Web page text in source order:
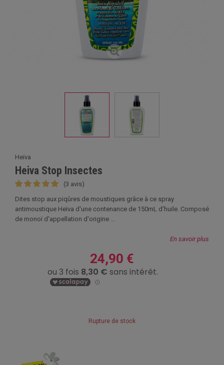
Heïva
Heiva Stop Insectes
(3 avis)
Dites stop aux piqûres de moustiques grâce à ce spray
antimoustique Heïva d'une contenance de 150mL d'huile. Composé
de monoï d'appellation d'origine ...
En savoir plus
24,90 €
Rupture de stock